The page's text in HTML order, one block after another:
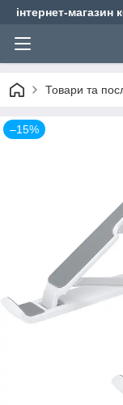
інтернет-магазин
Товари та
–15%